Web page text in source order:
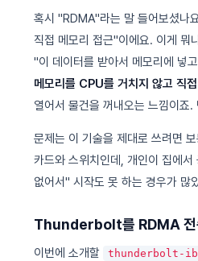
혹시 "RDMA"라는 말 들어보셨
직접 메모리 접근"이에요. 이게 뭐
"이 데이터를 받아서 메모리에 넣
메모리를 CPU를 거치지 않고 직
열어서 물건을 꺼내오는 느낌이
문제는 이 기술을 제대로 쓰려면 보
카드와 스위치인데, 개인이 집에
없어서" 시작도 못 하는 경우가 많
Thunderbolt를 RDMA 전
이번에 소개할 thunderbolt-